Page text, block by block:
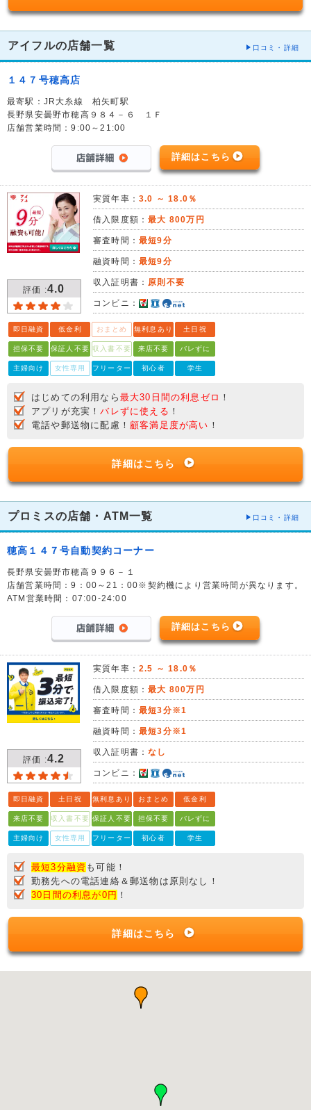
アイフルの店舗一覧 口コミ・詳細
１４７号穂高店
最寄駅：JR大糸線 柏矢町駅
長野県安曇野市穂高９８４－６ １Ｆ
店舗営業時間：9:00～21:00
詳細はこちら
評価 :4.0
実質年率： 3.0 ～ 18.0％
借入限度額：最大 800万円
審査時間： 最短9分
融資時間： 最短9分
収入証明書： 原則不要
コンビニ：
即日融資 低金利 おまとめ 無利息あり 土日祝
担保不要 保証人不要 収入書不要 来店不要 バレずに
主婦向け 女性専用 フリーター 初心者 学生
はじめての利用なら 最大30日間の利息ゼロ ！
アプリが充実！バレずに使える ！
電話や郵送物に配慮！ 顧客満足度が高い ！
詳細はこちら
プロミスの店舗・ATM一覧 口コミ・詳細
穂高１４７号自動契約コーナー
長野県安曇野市穂高９９６－１
店舗営業時間：9：00～21：00※契約機により営業時間が異なります。
ATM営業時間：07:00-24:00
詳細はこちら
評価 :4.2
実質年率： 2.5 ～ 18.0％
借入限度額：最大 800万円
審査時間： 最短3分※1
融資時間： 最短3分※1
収入証明書：なし
コンビニ：
即日融資 土日祝 無利息あり おまとめ 低金利
来店不要 収入書不要 保証人不要 担保不要 バレずに
主婦向け 女性専用 フリーター 初心者 学生
最短3分融資 も可能！
勤務先への電話連絡＆郵送物は原則なし！
30日間の利息が0円 ！
詳細はこちら